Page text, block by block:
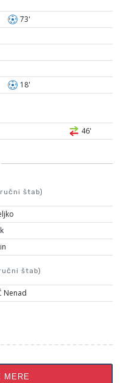
73'
18'
46'
štab)
štab)
Nenad
MERE